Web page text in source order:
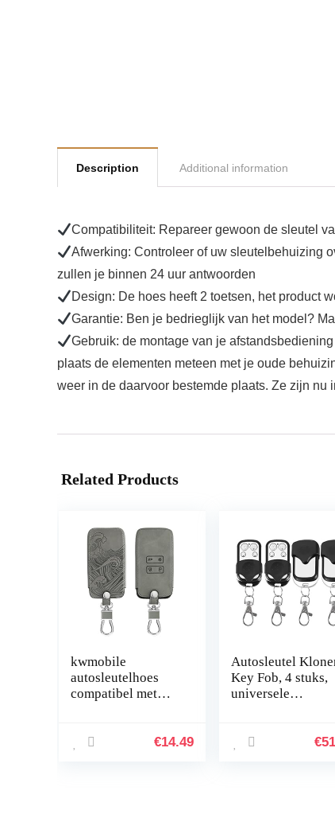
Description Additional information
Compatibiliteit: Repareer gewoon de sleutel
Afwerking: Controleer of uw sleutelbehuizing
zullen je binnen 24 uur antwoorden
Design: De hoes heeft 2 toetsen, het product
Garantie: Ben je bedrieglijk van het model?
Gebruik: de montage van je
plaats de elementen meteen met je oude
weer in de daarvoor bestemde plaats. Ze zijn nu
Related Products
kwmobile
autosleutelhoes
compatibel met
autosleutel (alleen
€14.49
Autosleutel
Key Fob, 4 stuks,
universele
€